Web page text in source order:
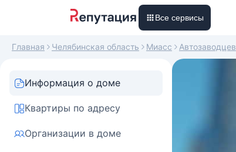
Все сервисы
Главная Челябинская область Миасс Автозаводцев
Информация о доме
Квартиры по адресу
Организации в доме